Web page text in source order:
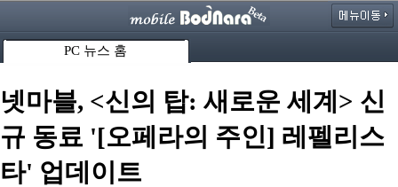
PC 뉴스 홈
넷마블, <신의 탑: 새로운 세계> 신
규 동료 '[오페라의 주인] 레펠리스
타' 업데이트